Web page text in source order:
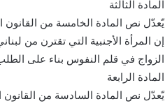
المادة الثالثة
يّعدّل نص المادة الخامسة من القانون الصادر بالقرار رقم 51 تاريخ 19 كانون
إن المرأة الأجنبية التي تقترن من
الزواج في قلم النفوس بناء على
المادة الرابعة
يّعدّل نص المادة السادسة من القانون الصادر بالقرار رقم 51 تاريخ 19